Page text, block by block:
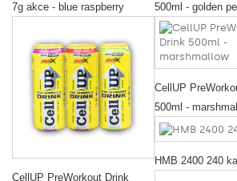
7g akce - blue raspberry
500ml - golden
CellUP PreWorkout Drink
CellUP
500ml -
HMB 2400 240